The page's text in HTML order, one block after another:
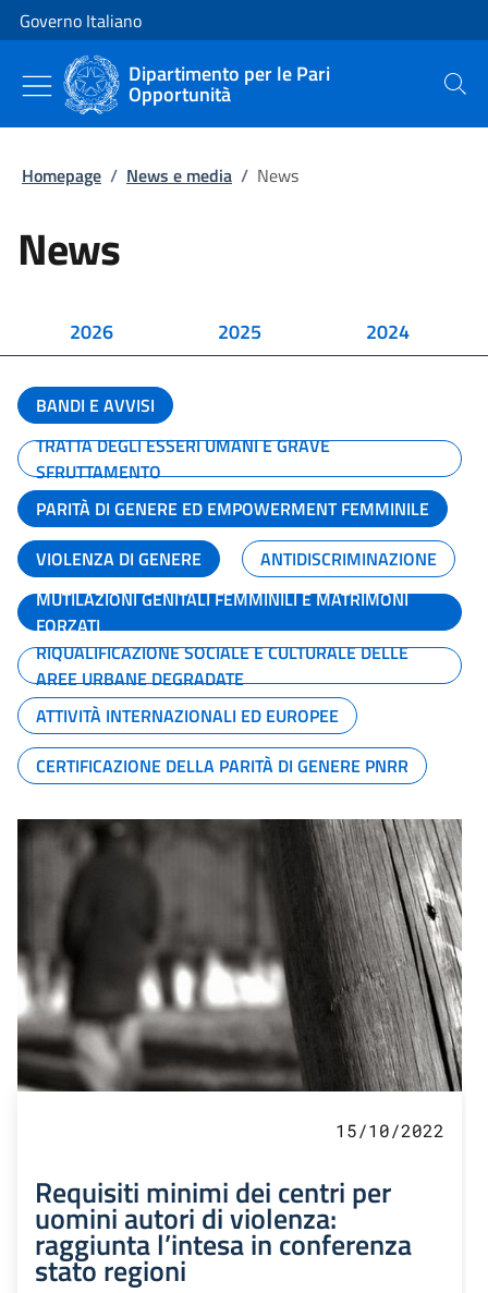
Vai al contenuto
Vai alla navigazione del sito
Governo Italiano
Dipartimento per le Pari
Opportunità Cerca
Homepage / News e media / News
News
2026 2025 2024
BANDI E AVVISI
TRATTA DEGLI ESSERI UMANI E GRAVE
SFRUTTAMENTO
PARITÀ DI GENERE ED EMPOWERMENT FEMMINILE
VIOLENZA DI GENERE
ANTIDISCRIMINAZIONE
MUTILAZIONI GENITALI FEMMINILI E MATRIMONI
FORZATI
RIQUALIFICAZIONE SOCIALE E CULTURALE DELLE
AREE URBANE DEGRADATE
ATTIVITÀ INTERNAZIONALI ED EUROPEE
CERTIFICAZIONE DELLA PARITÀ DI GENERE PNRR
15/10/2022
Requisiti minimi dei centri per
uomini autori di violenza:
raggiunta l’intesa in conferenza
stato regioni